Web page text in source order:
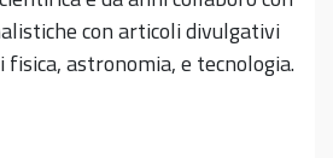
con articoli divulgativi
astronomia, e tecnologia.